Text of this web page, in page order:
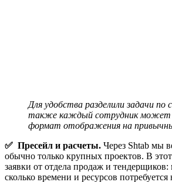
Для удобства разделили задачи
также каждый сотрудник может
формат отображения на
✅ Пресейл и расчеты. Через Shtab мы
обычно только крупных проектов. В
заявки от отдела продаж и
сколько времени и ресурсов